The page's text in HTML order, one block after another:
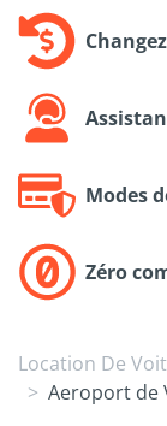
Modes
Zéro
Location De
Aeroport de